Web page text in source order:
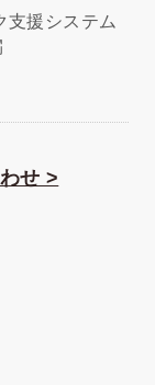
支援システム
せ >